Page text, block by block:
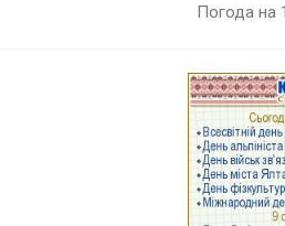
Погода на